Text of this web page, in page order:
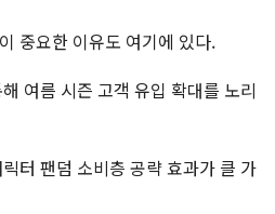
중요한 이유도 여기에 있다.
여름 시즌 고객 유입 확대를 노리
터 팬덤 소비층 공략 효과가 클 가